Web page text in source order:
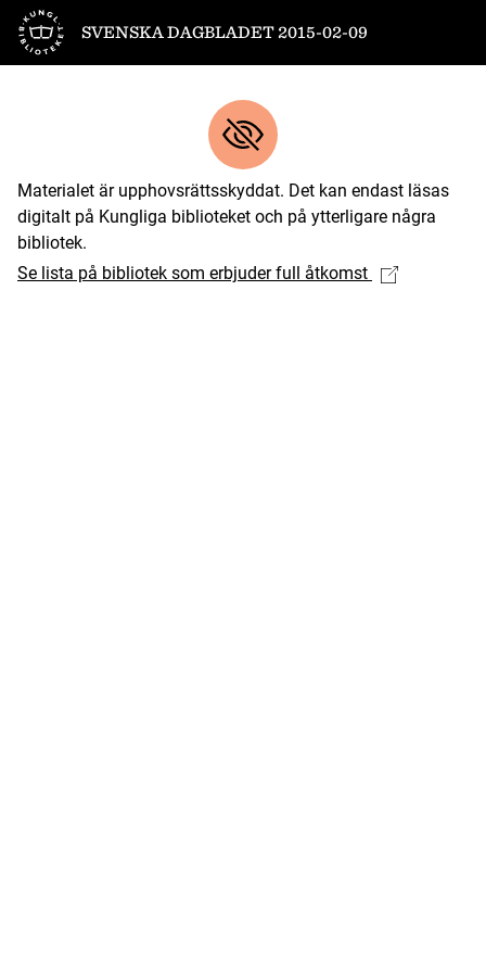
Till startsidan
SVENSKA DAGBLADET 2015-02-09
Materialet är upphovsrättsskyddat. Det kan endast läsas
digitalt på Kungliga biblioteket och på ytterligare några
bibliotek.
Se lista på bibliotek som erbjuder full åtkomst